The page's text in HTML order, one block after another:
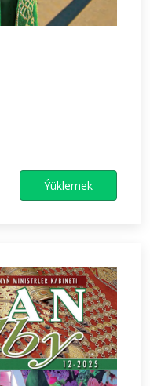
Ýüklemek